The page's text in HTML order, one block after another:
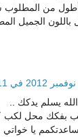
أطول من
الجميل
يسلم يدكك ..
بفكك محل لكب
يا خواتي ..